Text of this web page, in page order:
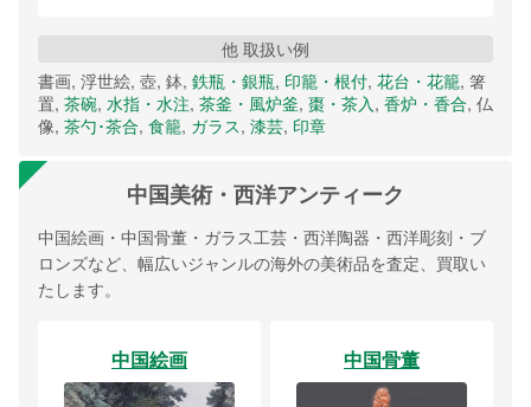
他 取扱い例
書画, 浮世絵, 壺, 鉢, 鉄瓶・銀瓶, 印籠・根付, 花台・花籠, 箸
置, 茶碗, 水指・水注, 茶釜・風炉釜, 棗・茶入, 香炉・香合, 仏
像, 茶勺･茶合, 食籠, ガラス, 漆芸, 印章
中国美術・西洋アンティーク
中国絵画・中国骨董・ガラス工芸・西洋陶器・西洋彫刻・ブ
ロンズなど、幅広いジャンルの海外の美術品を査定、買取い
たします。
中国絵画 中国骨董